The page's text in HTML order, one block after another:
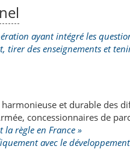
ayant intégré les
tirer des enseignements et
et durable des
concessionnaires de
la règle en France »
avec le